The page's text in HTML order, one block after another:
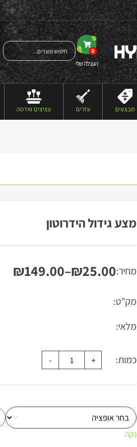
0
העגלה שלי
מבצעים עזרים עציצים ואדמה
מצע גידול הידרוטון
מחיר: ₪25.00
–
₪149.00 טווח
עדמק"ט:
מלאי:
כמות:
נקה